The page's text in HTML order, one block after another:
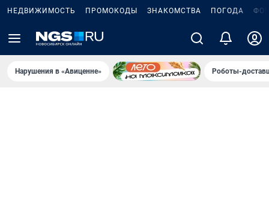
НЕДВИЖИМОСТЬ ПРОМОКОДЫ ЗНАКОМСТВА ПОГОДА
Нарушения в «Авиценне» Роботы-